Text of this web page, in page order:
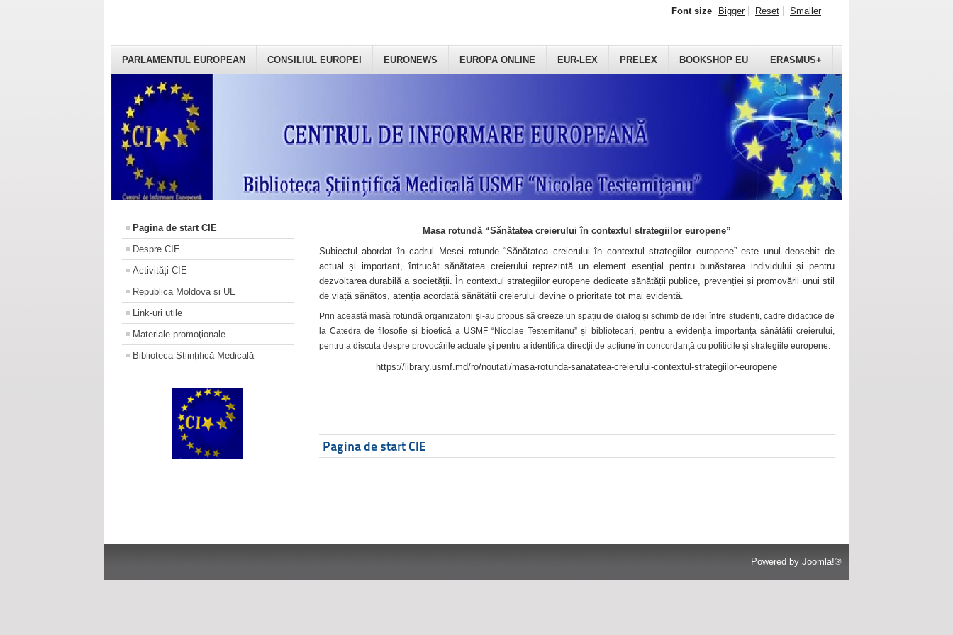
PARLAMENTUL EUROPEAN CONSILIUL EUROPEI EURONEWS EUROPA ONLINE EUR-LEX PRELEX BOOKSHOP EU ERASMUS+
Font size Bigger Reset Smaller
Pagina de start CIE
Despre CIE
Activități CIE
Republica Moldova și UE
Link-uri utile
Materiale promoţionale
Biblioteca Științifică Medicală
Masa rotundă “Sănătatea creierului în contextul strategiilor europene”
Subiectul abordat în cadrul Mesei rotunde “Sănătatea creierului în contextul strategiilor europene” este unul deosebit de
actual și important, întrucât sănătatea creierului reprezintă un element esențial pentru bunăstarea individului și pentru
dezvoltarea durabilă a societății. În contextul strategiilor europene dedicate sănătății publice, prevenției și promovării unui stil
de viață sănătos, atenția acordată sănătății creierului devine o prioritate tot mai evidentă.
Prin această masă rotundă organizatorii şi-au propus să creeze un spațiu de dialog și schimb de idei între studenți, cadre didactice de
la Catedra de filosofie și bioetică a USMF “Nicolae Testemițanu” și bibliotecari, pentru a evidenția importanța sănătății creierului,
pentru a discuta despre provocările actuale și pentru a identifica direcții de acțiune în concordanță cu politicile și strategiile europene.
https://library.usmf.md/ro/noutati/masa-rotunda-sanatatea-creierului-contextul-strategiilor-europene
Pagina de start CIE
Powered by Joomla!®